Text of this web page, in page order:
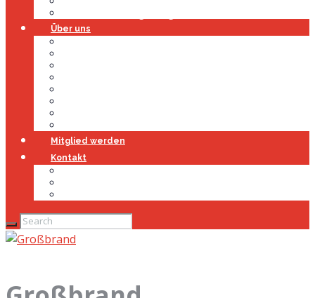
Über uns
Mitglied werden
Kontakt